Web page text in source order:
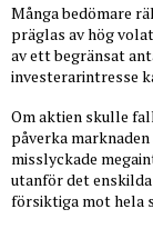
Många bedömare
präglas av hög
av ett begränsat
investerarintresse
Om aktien skulle
påverka
misslyckade
utanför det
försiktiga mot hela